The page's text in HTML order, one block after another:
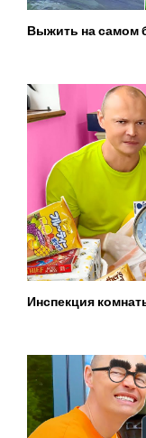
Выжить на самом
Инспекция